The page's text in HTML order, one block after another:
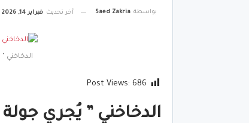
بواسطة Saed Zakria آخر تحديث فبراير 14, 2026
Post Views: 686
الدخاخني ” يُجري